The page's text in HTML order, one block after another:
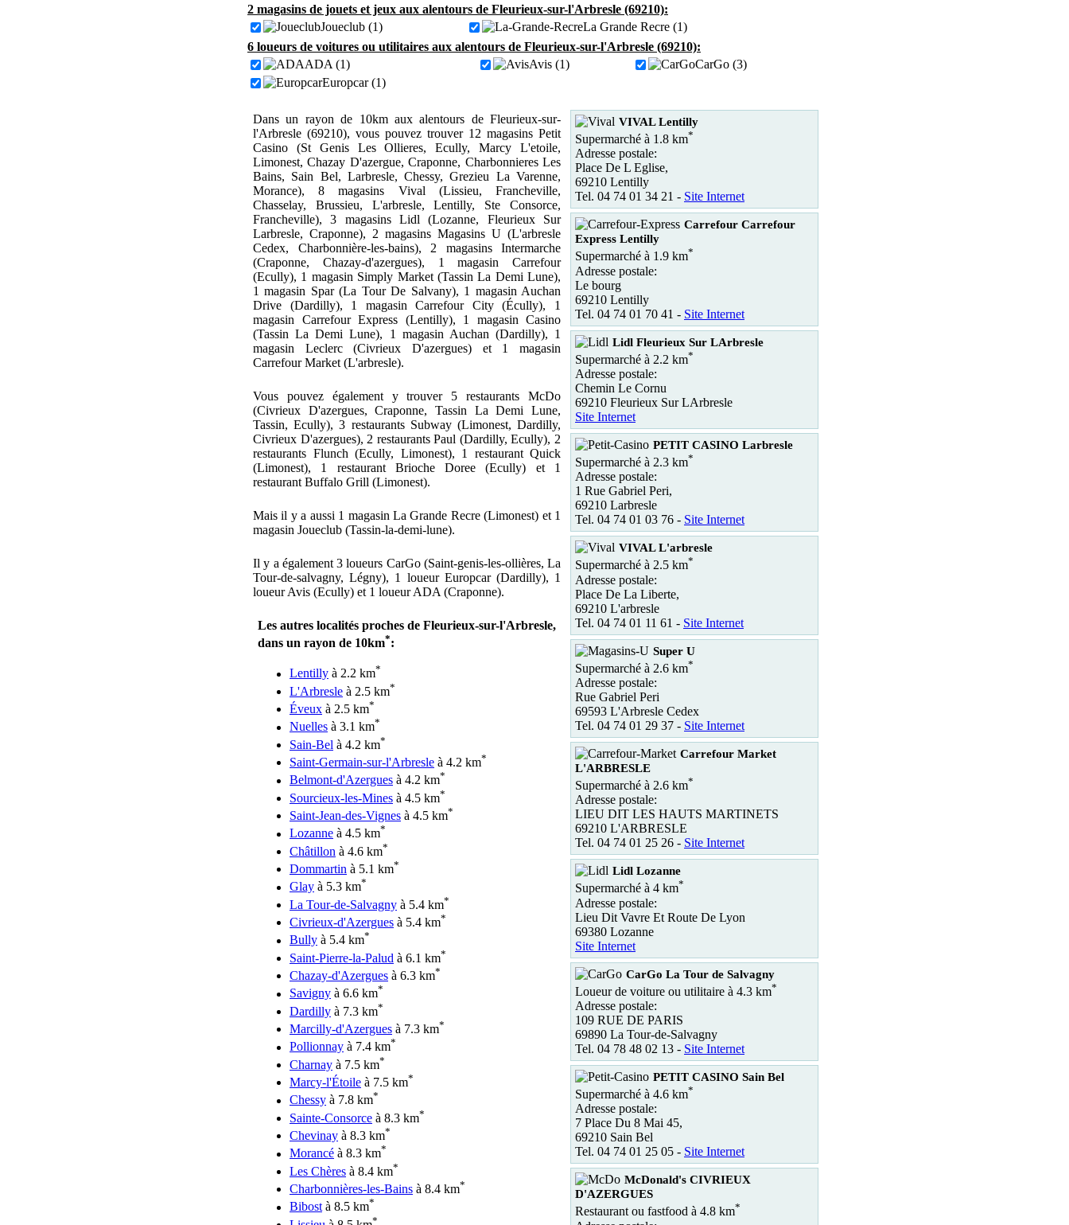
2 magasins de jouets et jeux aux alentours de Fleurieux-sur-l'Arbresle (69210):
Joueclub (1)
La Grande Recre (1)
6 loueurs de voitures ou utilitaires aux alentours de Fleurieux-sur-l'Arbresle (69210):
ADA (1)
Avis (1)
CarGo (3)
Europcar (1)
Dans un rayon de 10km aux alentours de Fleurieux-sur-
l'Arbresle (69210), vous pouvez trouver 12 magasins Petit
Casino (St Genis Les Ollieres, Ecully, Marcy L'etoile,
Limonest, Chazay D'azergue, Craponne, Charbonnieres Les
Bains, Sain Bel, Larbresle, Chessy, Grezieu La Varenne,
Morance), 8 magasins Vival (Lissieu, Francheville,
Chasselay, Brussieu, L'arbresle, Lentilly, Ste Consorce,
Francheville), 3 magasins Lidl (Lozanne, Fleurieux Sur
Larbresle, Craponne), 2 magasins Magasins U (L'arbresle
Cedex, Charbonnière-les-bains), 2 magasins Intermarche
(Craponne, Chazay-d'azergues), 1 magasin Carrefour
(Ecully), 1 magasin Simply Market (Tassin La Demi Lune),
1 magasin Spar (La Tour De Salvany), 1 magasin Auchan
Drive (Dardilly), 1 magasin Carrefour City (Écully), 1
magasin Carrefour Express (Lentilly), 1 magasin Casino
(Tassin La Demi Lune), 1 magasin Auchan (Dardilly), 1
magasin Leclerc (Civrieux D'azergues) et 1 magasin
Carrefour Market (L'arbresle).
Vous pouvez également y trouver 5 restaurants McDo
(Civrieux D'azergues, Craponne, Tassin La Demi Lune,
Tassin, Ecully), 3 restaurants Subway (Limonest, Dardilly,
Civrieux D'azergues), 2 restaurants Paul (Dardilly, Ecully), 2
restaurants Flunch (Ecully, Limonest), 1 restaurant Quick
(Limonest), 1 restaurant Brioche Doree (Ecully) et 1
restaurant Buffalo Grill (Limonest).
Mais il y a aussi 1 magasin La Grande Recre (Limonest) et 1
magasin Joueclub (Tassin-la-demi-lune).
Il y a également 3 loueurs CarGo (Saint-genis-les-ollières, La
Tour-de-salvagny, Légny), 1 loueur Europcar (Dardilly), 1
loueur Avis (Ecully) et 1 loueur ADA (Craponne).
Les autres localités proches de Fleurieux-sur-l'Arbresle,
dans un rayon de 10km*:
Lentilly à 2.2 km*
L'Arbresle à 2.5 km*
Éveux à 2.5 km*
Nuelles à 3.1 km*
Sain-Bel à 4.2 km*
Saint-Germain-sur-l'Arbresle à 4.2 km*
Belmont-d'Azergues à 4.2 km*
Sourcieux-les-Mines à 4.5 km*
Saint-Jean-des-Vignes à 4.5 km*
Lozanne à 4.5 km*
Châtillon à 4.6 km*
Dommartin à 5.1 km*
Glay à 5.3 km*
La Tour-de-Salvagny à 5.4 km*
Civrieux-d'Azergues à 5.4 km*
Bully à 5.4 km*
Saint-Pierre-la-Palud à 6.1 km*
Chazay-d'Azergues à 6.3 km*
Savigny à 6.6 km*
Dardilly à 7.3 km*
Marcilly-d'Azergues à 7.3 km*
Pollionnay à 7.4 km*
Charnay à 7.5 km*
Marcy-l'Étoile à 7.5 km*
Chessy à 7.8 km*
Sainte-Consorce à 8.3 km*
Chevinay à 8.3 km*
Morancé à 8.3 km*
Les Chères à 8.4 km*
Charbonnières-les-Bains à 8.4 km*
Bibostà 8.5 km*
*
VIVAL Lentilly
Supermarché à 1.8 km*
Adresse postale:
Place De L Eglise,
69210 Lentilly
Tel. 04 74 01 34 21 - Site Internet
Carrefour Carrefour
Express Lentilly
Supermarché à 1.9 km*
Adresse postale:
Le bourg
69210 Lentilly
Tel. 04 74 01 70 41 - Site Internet
Lidl Fleurieux Sur LArbresle
Supermarché à 2.2 km*
Adresse postale:
Chemin Le Cornu
69210 Fleurieux Sur LArbresle
Site Internet
PETIT CASINO Larbresle
Supermarché à 2.3 km*
Adresse postale:
1 Rue Gabriel Peri,
69210 Larbresle
Tel. 04 74 01 03 76 - Site Internet
VIVAL L'arbresle
Supermarché à 2.5 km*
Adresse postale:
Place De La Liberte,
69210 L'arbresle
Tel. 04 74 01 11 61 - Site Internet
Super U
Supermarché à 2.6 km*
Adresse postale:
Rue Gabriel Peri
69593 L'Arbresle Cedex
Tel. 04 74 01 29 37 - Site Internet
Carrefour Market
L'ARBRESLE
Supermarché à 2.6 km*
Adresse postale:
LIEU DIT LES HAUTS MARTINETS
69210 L'ARBRESLE
Tel. 04 74 01 25 26 - Site Internet
Lidl Lozanne
Supermarché à 4 km*
Adresse postale:
Lieu Dit Vavre Et Route De Lyon
69380 Lozanne
Site Internet
CarGo La Tour de Salvagny
Loueur de voiture ou utilitaire à 4.3 km*
Adresse postale:
109 RUE DE PARIS
69890 La Tour-de-Salvagny
Tel. 04 78 48 02 13 - Site Internet
PETIT CASINO Sain Bel
Supermarché à 4.6 km*
Adresse postale:
7 Place Du 8 Mai 45,
69210 Sain Bel
Tel. 04 74 01 25 05 - Site Internet
McDonald's CIVRIEUX
D'AZERGUES
Restaurant ou fastfood à 4.8 km*